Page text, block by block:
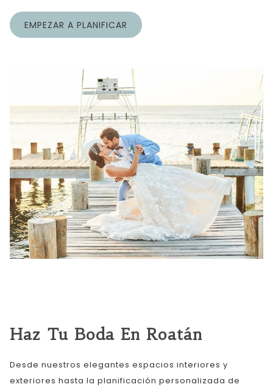
EMPEZAR A PLANIFICAR
Haz Tu Boda En Roatán
Desde nuestros elegantes espacios interiores y
exteriores hasta la planificación personalizada de